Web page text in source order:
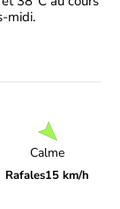
midi.
Calme
Rafales15 km/h